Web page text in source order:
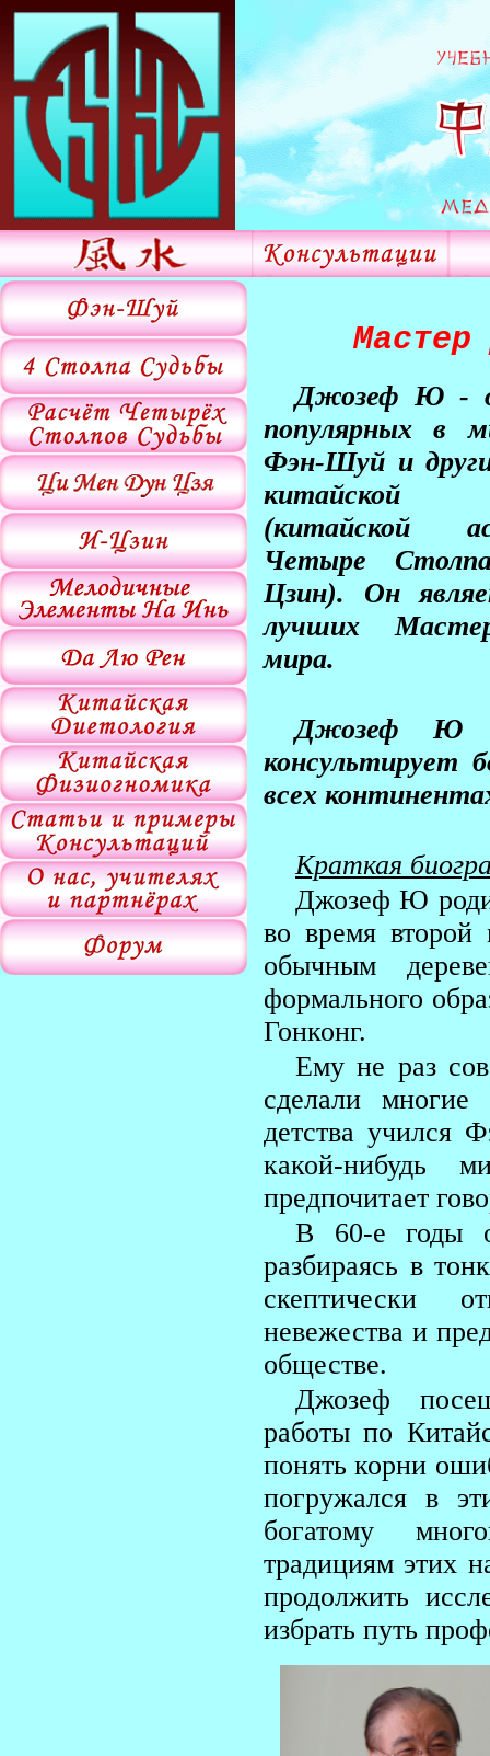
Джозеф Ю -
популярных в
Фэн-Шуй и
китайской
(китайской
Четыре
Цзин). Он
лучших
мира.
Джозеф Ю
консультирует
всех
Краткая
Джозеф Ю
во время
обычным
формального
Гонконг.
Ему не раз
сделали
детства учился
какой-нибудь
предпочитает
В 60-е годы
разбираясь в
скептически
невежества и
обществе.
Джозеф
работы по
понять корни
погружался в
богатому
традициям этих
продолжить
избрать путь